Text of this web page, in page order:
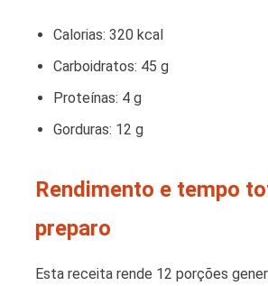
Calorias: 320 kcal
Carboidratos: 45 g
Proteínas: 4 g
Gorduras: 12 g
Rendimento e tempo
preparo
Esta receita rende 12 porções